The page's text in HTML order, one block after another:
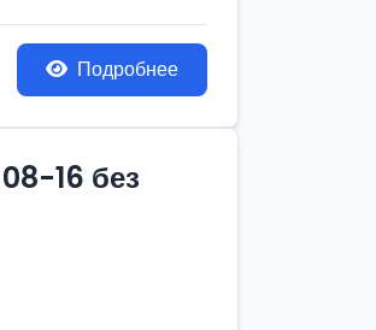
Подробнее
16 без